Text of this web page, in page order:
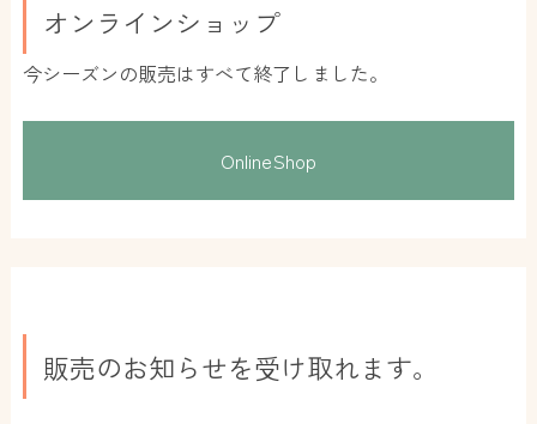
オンラインショップ
今シーズンの販売はすべて終了しました。
OnlineShop
販売のお知らせを受け取れます。